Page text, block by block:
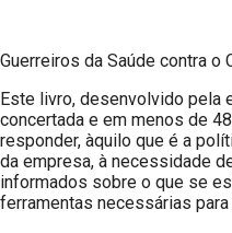
Guerreiros da Saúde contra o
Este livro, desenvolvido pela
concertada e em menos de
responder, àquilo que é a
da empresa, à necessidade
informados sobre o que se
ferramentas necessárias